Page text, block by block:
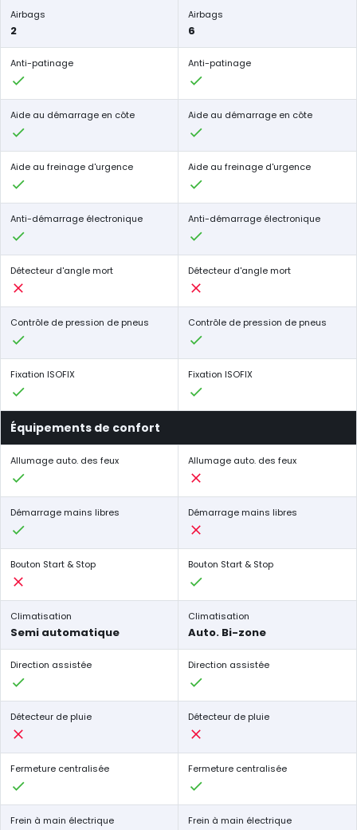
Airbags
2
Airbags
6
Anti-patinage Anti-patinage
Aide au démarrage en côte Aide au démarrage en côte
Aide au freinage d'urgence Aide au freinage d'urgence
Anti-démarrage électronique Anti-démarrage électronique
Détecteur d'angle mort Détecteur d'angle mort
Contrôle de pression de pneus Contrôle de pression de pneus
Fixation ISOFIX Fixation ISOFIX
Équipements de confort
Allumage auto. des feux Allumage auto. des feux
Démarrage mains libres Démarrage mains libres
Bouton Start & Stop Bouton Start & Stop
Climatisation
Semi automatique
Climatisation
Auto. Bi-zone
Direction assistée Direction assistée
Détecteur de pluie Détecteur de pluie
Fermeture centralisée Fermeture centralisée
Frein à main électrique Frein à main électrique